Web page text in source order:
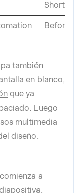
Short
también
en blanco,
que ya
Luego
multimedia
diseño.
a